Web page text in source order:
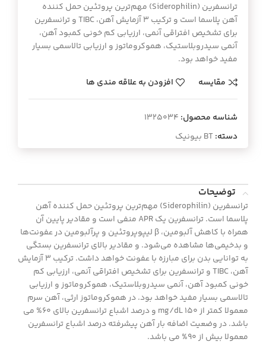
ترانسفرین (Siderophilin) مهم‌ترین پروتئین حمل کننده
آهن پلاسما است و ترکیب 3 آزمایش آهن، TIBC و ترانسفرین
برای تشخیص افتراقی آنمی، ارزیابی کم خونی کمبود آهن،
آنمی سیدروبلاستیک، هموکروماتوز و ارزیابی تالاسمی بسیار
مفید خواهد بود.
مقایسه
افزودن به علاقه مندی ها
شناسه محصول: 1325034
دسته:BT بیونیک
توضیحات
ترانسفرین (Siderophilin) مهم‌ترین پروتئین حمل کننده آهن
پلاسما است. ترانسفرین یک APR منفی است و مقادیر پایین آن
همراه با کاهش آلبومین، β لیپوپروتئین و پرآلبومین در عفونت‌ها
و بدخیمی‌ها مشاهده می‌شود. و مقادیر بالای ترانسفرین بستگی
به توانایی بدن برای مبارزه با عفونت خواهد داشت. ترکیب 3 آزمایش
آهن، TIBC و ترانسفرین برای تشخیص افتراقی آنمی، ارزیابی کم
خونی کمبود آهن، آنمی سیدروبلاستیک، هموکروماتوز و ارزیابی
تالاسمی بسیار مفید خواهد بود. در هموکروماتوز ارثی، آهن سرم
معمولا کمتر از 150 mg/dL و درصد اشباع ترانسفرین بالای 60% می
باشد. در وضعیت اضافه بار آهن پیشرفته درصد اشباع ترانسفرین
معمولا بیش از 90% می باشد.